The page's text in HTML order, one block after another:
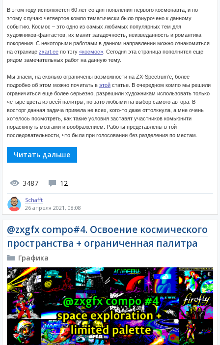
В этом году исполняется 60 лет со дня появления первого космонавта, и по
этому случаю четвертое компо тематически было приурочено к данному
событию. Космос – это одно из самых любимых популярных тем для
художников-фантастов, их манит загадочность, неизведанность и романтика
покорения. С некоторыми работами в данном направлении можно ознакомиться
на странице zxart.ee по тэгу «космос» . Сегодня эта страница пополнится еще
рядом замечательных работ на данную тему.
Мы знаем, на сколько ограничены возможности на ZX-Spectrum’е, более
подробно об этом можно почитать в этой статье. В очередном компо мы решили
ограничиться еще более серьезно, разрешили художникам использовать только
четыре цвета из всей палитры, но зато любыми на выбор самого автора. В
восторг данная задача привела не всех, кого-то даже оттолкнула, а мне очень
хотелось посмотреть, как такие условия заставят участников комьюнити
пораскинуть мозгами и воображением. Работы представлены в той
последовательности, что были при голосовании без разделения по местам.
Читать дальше
3487 12
Schafft
26 апреля 2021, 08:08
@zxgfx compo#4. Освоение космического
пространства + ограниченная палитра
Графика